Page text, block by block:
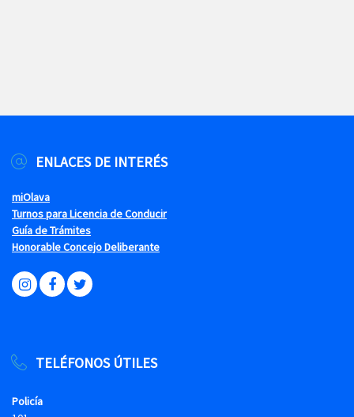
ENLACES DE INTERÉS
miOlava
Turnos para Licencia de Conducir
Guía de Trámites
Honorable Concejo Deliberante
TELÉFONOS ÚTILES
Policía